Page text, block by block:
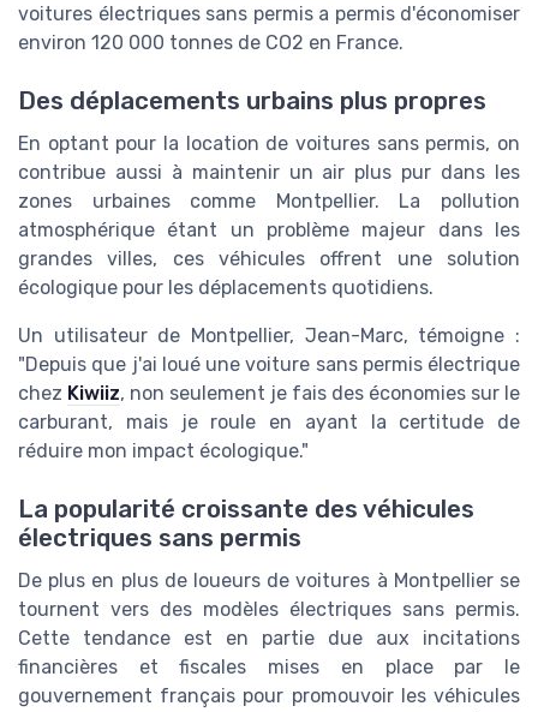
voitures électriques sans permis a permis d'économiser
environ 120 000 tonnes de CO2 en France.
Des déplacements urbains plus propres
En optant pour la location de voitures sans permis, on
contribue aussi à maintenir un air plus pur dans les
zones urbaines comme Montpellier. La pollution
atmosphérique étant un problème majeur dans les
grandes villes, ces véhicules offrent une solution
écologique pour les déplacements quotidiens.
Un utilisateur de Montpellier, Jean-Marc, témoigne :
"Depuis que j'ai loué une voiture sans permis électrique
chez Kiwiiz, non seulement je fais des économies sur le
carburant, mais je roule en ayant la certitude de
réduire mon impact écologique."
La popularité croissante des véhicules
électriques sans permis
De plus en plus de loueurs de voitures à Montpellier se
tournent vers des modèles électriques sans permis.
Cette tendance est en partie due aux incitations
financières et fiscales mises en place par le
gouvernement français pour promouvoir les véhicules